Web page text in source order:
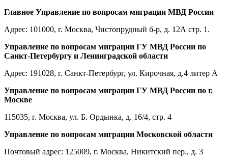
Главное Управление по вопросам миграции МВД России
Адрес: 101000, г. Москва, Чистопрудный б-р, д. 12А стр. 1.
Управление по вопросам миграции ГУ МВД России по
Санкт-Петербургу и Ленинградской области
Адрес: 191028, г. Санкт-Петербург, ул. Кирочная, д.4 литер А
Управление по вопросам миграции ГУ МВД России по г.
Москве
115035, г. Москва, ул. Б. Ордынка, д. 16/4, стр. 4
Управление по вопросам миграции Московской области
Почтовый адрес: 125009, г. Москва, Никитский пер., д. 3